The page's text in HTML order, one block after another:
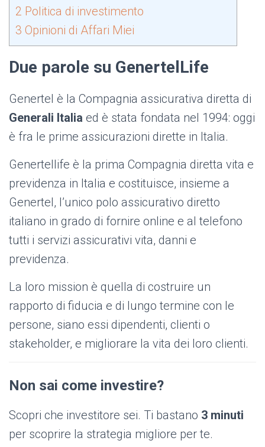
2 Politica di investimento
3 Opinioni di Affari Miei
Due parole su GenertelLife
Genertel è la Compagnia assicurativa diretta di
Generali Italia ed è stata fondata nel 1994: oggi
è fra le prime assicurazioni dirette in Italia.
Genertellife è la prima Compagnia diretta vita e
previdenza in Italia e costituisce, insieme a
Genertel, l’unico polo assicurativo diretto
italiano in grado di fornire online e al telefono
tutti i servizi assicurativi vita, danni e
previdenza.
La loro mission è quella di costruire un
rapporto di fiducia e di lungo termine con le
persone, siano essi dipendenti, clienti o
stakeholder, e migliorare la vita dei loro clienti.
Non sai come investire?
Scopri che investitore sei. Ti bastano 3 minuti
per scoprire la strategia migliore per te.